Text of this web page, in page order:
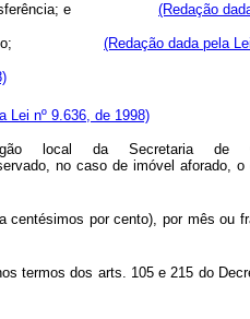
da transferência; e (Redação
público; (Redação dada pela
Lei nº 9.636, de 1998)
local da Secretaria de
no caso de imóvel aforado, o
centésimos por cento), por
termos dos arts. 105 e 215 do